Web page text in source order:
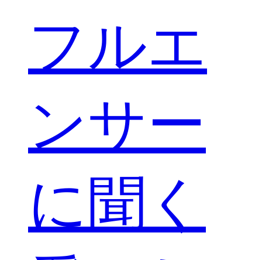
フルエ
ンサー
に聞く